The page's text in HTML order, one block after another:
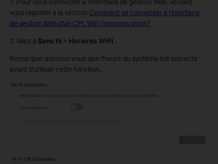
1. Pour vous connecter à l'interface de gestion Web, veuillez
vous reporter à la section Comment se connecter à l'interface
de gestion Web d'un CPL WiFi (nouveau logo)?
2. Allez à Sans fil > Horaires WiFi .
Remarque: assurez-vous que l'heure du système est correcte
avant d'utiliser cette fonction.